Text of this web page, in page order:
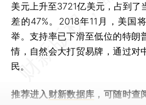
美元上升至3721亿美元，占到了
差的47%。2018年11月，美国
举。支持率已下滑至低位的特朗
情，自然会大打贸易牌，通过对
民。
推荐进入 财新数据库 ，可随时查